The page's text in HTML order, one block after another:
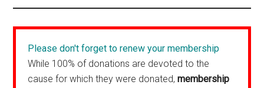
Please don't forget to renew your membership
While 100% of donations are devoted to the
cause for which they were donated,membership